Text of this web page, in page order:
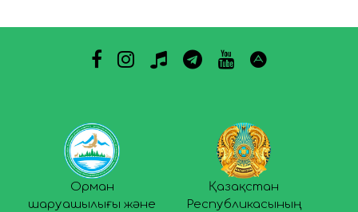
Орман
шаруашылығы және
Қазақстан
Республикасының